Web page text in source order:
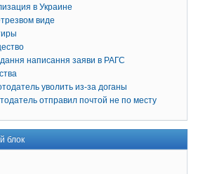
в Украине
виде
написання заяви в РАГС
уволить из-за доганы
отправил почтой не по месту
блок